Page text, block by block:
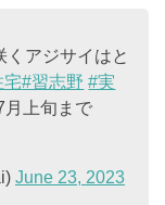
くアジサイはと
宅#習志野 #実
上旬まで
June 23, 2023